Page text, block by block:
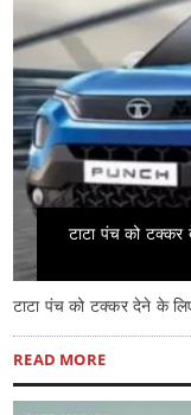
टाटा पंच को टक्कर
टाटा पंच को टक्कर देने के
READ MORE